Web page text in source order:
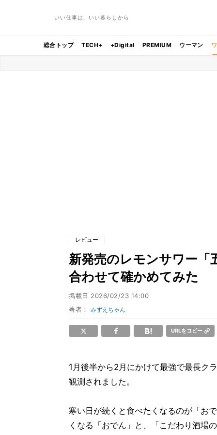
いい仕事は、いい暮らしから
総合トップ TECH+ +Digital PREMIUM ウーマン
レビュー
新発売のレモンサワー「
合わせて確かめてみた
掲載日 2026/02/23 14:00
著者：みずえちゃん
URLをコピー
1月後半から2月にかけて最強で最長ク
観測されました。
寒い日が続くと食べたくなるのが「お
くなる「おでん」と、「こだわり酒場